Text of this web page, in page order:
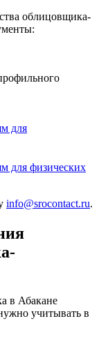
облицовщика-
для
для физических
info@srocontact.ru.
в Абакане
учитывать в